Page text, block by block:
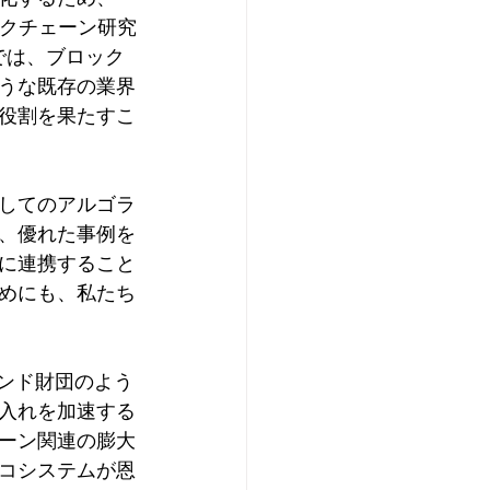
チェーン研究
、ブロック
な既存の業界
割を果たすこ
てのアルゴラ
優れた事例を
連携すること
にも、私たち
ド財団のよう
れを加速する
ン関連の膨大
システムが恩